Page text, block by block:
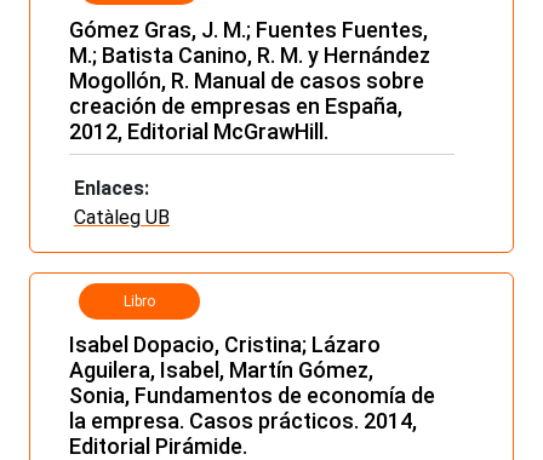
Gómez Gras, J. M.; Fuentes Fuentes,
M.; Batista Canino, R. M. y Hernández
Mogollón, R. Manual de casos sobre
creación de empresas en España,
2012, Editorial McGrawHill.
Enlaces:
Catàleg UB
Libro
Isabel Dopacio, Cristina; Lázaro
Aguilera, Isabel, Martín Gómez,
Sonia, Fundamentos de economía de
la empresa. Casos prácticos. 2014,
Editorial Pirámide.